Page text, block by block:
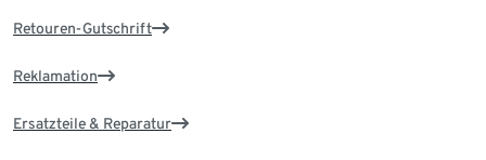
Retouren-Gutschrift
Reklamation
Ersatzteile & Reparatur